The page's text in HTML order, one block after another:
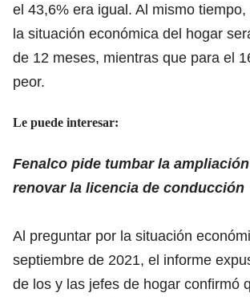
el 43,6% era igual. Al mismo
la situación económica del hogar
de 12 meses, mientras que para el
peor.
Le puede interesar:
Fenalco pide tumbar la
renovar la licencia de conducción
Al preguntar por la situación
septiembre de 2021, el informe
de los y las jefes de hogar confirmó